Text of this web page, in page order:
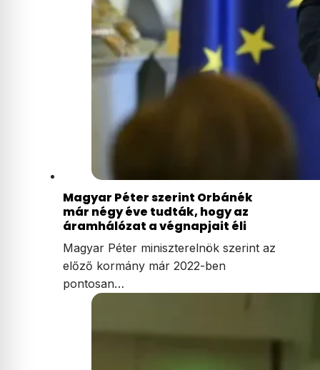
Magyar Péter szerint Orbánék
már négy éve tudták, hogy az
áramhálózat a végnapjait éli
Magyar Péter miniszterelnök szerint az
előző kormány már 2022-ben
pontosan…